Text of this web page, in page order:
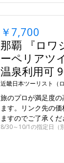
￥7,700
那覇 『ロワ
ーペリアツ
温泉利用可
近畿日本ツーリスト（
旅のプロが満足度
ます。リンク先の
ますのでご了承くだ
8/30～10/1の指定日（